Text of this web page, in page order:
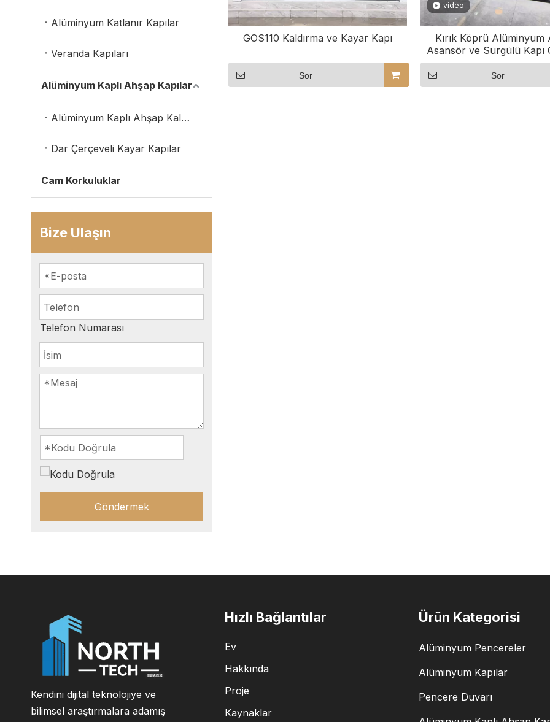
Alüminyum Katlanır Kapılar
Veranda Kapıları
Alüminyum Kaplı Ahşap Kapılar
Alüminyum Kaplı Ahşap Kaldırma ve Sürme Kapılar
Dar Çerçeveli Kayar Kapılar
Cam Korkuluklar
Bize Ulaşın
Telefon Numarası
Göndermek
GOS110 Kaldırma ve Kayar Kapı
Sor
video
Kırık Köprü Alüminyum
Asansör ve Sürgülü Kapı
Veranda Kapısı
Sor
Kendini dijital teknolojiye ve
bilimsel araştırmalara adamış
Hızlı Bağlantılar
Ev
Hakkında
Proje
Kaynaklar
Ürün Kategorisi
Alüminyum Pencereler
Alüminyum Kapılar
Pencere Duvarı